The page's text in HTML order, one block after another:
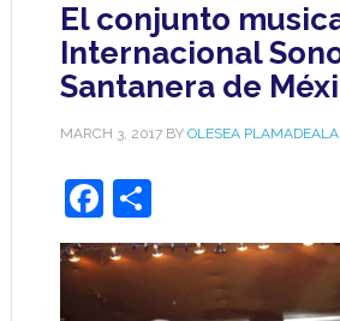
El conjunto
Internacional
Santanera de
MARCH 3, 2017BY OLESEA PLAMADEALA
Facebook
Share